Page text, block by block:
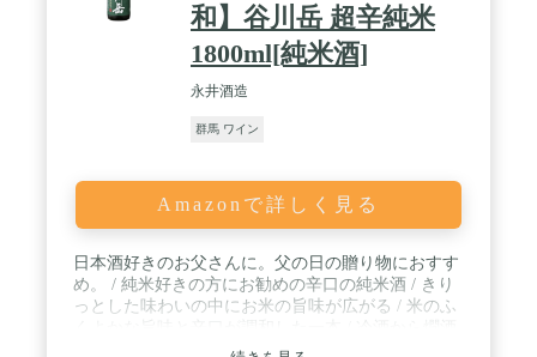
和】谷川岳 超辛純米
1800ml[純米酒]
永井酒造
群馬 ワイン
Amazonで詳しく見る
日本酒好きのお父さんに。父の日の贈り物におすす
め。 / 純米好きの方にお勧めの辛口の純米酒 / きり
っとした味わいの中にお米の旨味が広がる / 米のふ
まで様々な温度でお楽しみ頂けます